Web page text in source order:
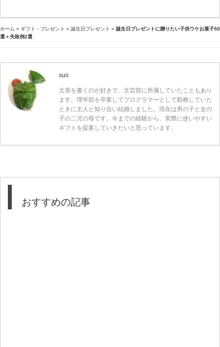
ホーム » ギフト・プレゼント » 誕生日プレゼント » 誕生日プレゼントに贈りたい子供ウケお菓子50
選＋失敗例2選
suo
文章を書くのが好きで、文芸部に所属していたこともあり
ます。理学部を卒業してプログラマーとして勤務していた
ときに主人と知り合い結婚しました。現在は男の子と女の
子の二児の母です。今までの経験から、実際に使いやすい
ギフトを提案していきたいと思っています。
おすすめの記事